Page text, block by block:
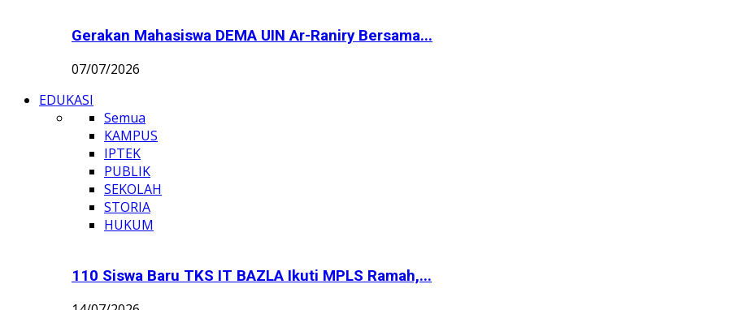
Gerakan Mahasiswa DEMA UIN Ar-Raniry Bersama...
07/07/2026
EDUKASI
Semua
KAMPUS
IPTEK
PUBLIK
SEKOLAH
STORIA
HUKUM
110 Siswa Baru TKS IT BAZLA Ikuti MPLS Ramah,...